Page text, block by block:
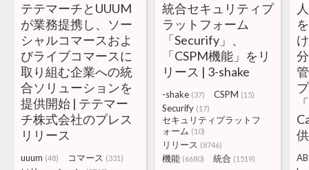
テテマーチとUUUM
が業務提携し、ソー
シャルコマースおよ
びライブコマースに
取り組む企業への統
合ソリューションを
提供開始 | テテマー
チ株式会社のプレス
リリース
uuum (48) コマース (331)
統合セキュリティプ
ラットフォーム
「Securify」、
「CSPM機能」をリ
リース | 3-shake
-shake (37) CSPM (15)
Securify (17)
セキュリティプラットフ
ォーム (10)
リリース (8746)
機能 (6680) 統合 (1519)
供